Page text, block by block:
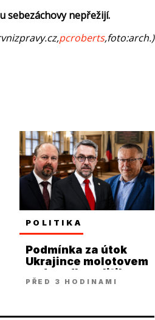
sebezáchovy nepřežijí.
pcroberts,foto:arch.)
POLITIKA
Podmínka za útok
Ukrajince molotovem
nadzvedla politiky ze
židle
PŘED 3 HODINAMI